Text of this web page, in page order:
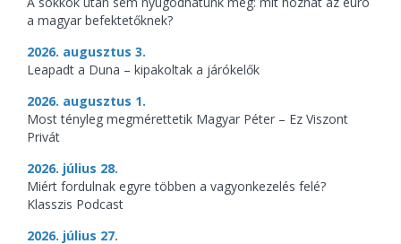
a magyar befektetőknek?
2026. augusztus 3.
Leapadt a Duna – kipakoltak a járókelők
2026. augusztus 1.
Most tényleg megmérettetik Magyar Péter – Ez Viszont
Privát
2026. július 28.
Miért fordulnak egyre többen a vagyonkezelés felé?
Klasszis Podcast
2026. július 27.